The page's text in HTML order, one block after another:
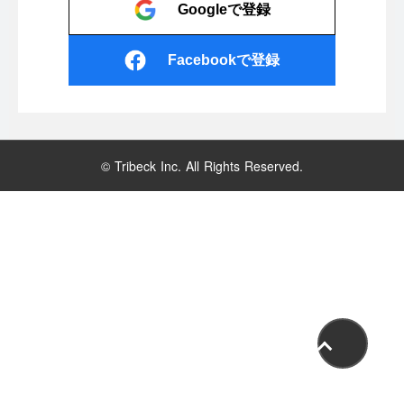
Googleで登録
Facebookで登録
© Tribeck Inc. All Rights Reserved.